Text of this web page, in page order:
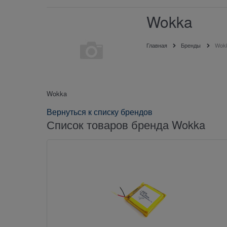
Wokka
Главная Бренды
Wokka
Вернуться к списку брендов
Список товаров бренда Wokka